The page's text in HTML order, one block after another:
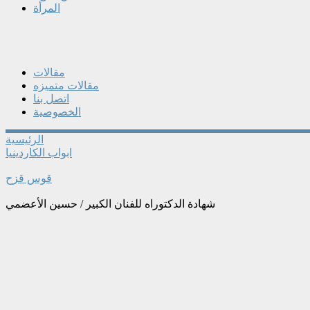
المرأة
مقالات
مقالات متميزه
اتصل بنا
الخصوصية
الرئيسية
ابواب الكاردينيا
قوس قزح
شهادة الدكتوراه للفنان الكبير / حسين الأعضمي